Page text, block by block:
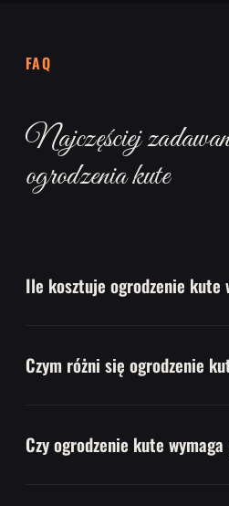
FAQ
Najczęściej
ogrodzenia kute
Ile kosztuje ogrodzenie kute
Czym różni się ogrodzenie
Czy ogrodzenie kute